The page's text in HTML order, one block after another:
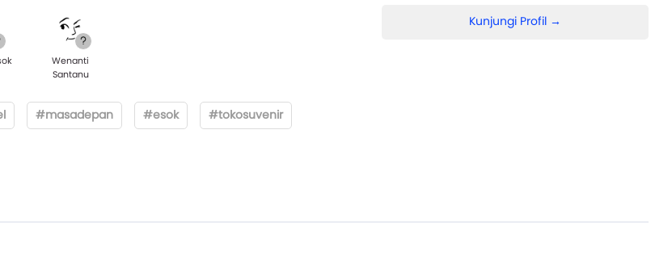
Wenanti
Santanu
#masadepan #esok #tokosuvenir
Kunjungi Profil →